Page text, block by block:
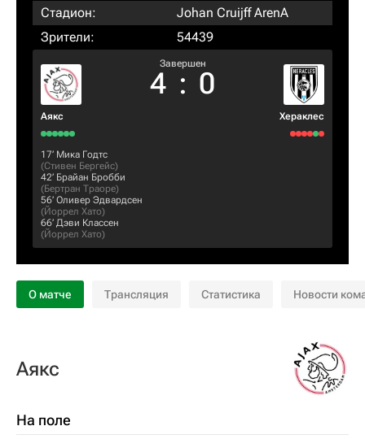
Стадион:
Johan Cruijff ArenA
Зрители:
54439
Аякс
Завершен
4 : 0
Хераклес
17‎’‎ Мика Годтс
(Стивен Бергейс)
42‎’‎ Брайан Бробби
(Бертран Траоре)
56‎’‎ Оливер Эдвардсен
(Йоррел Хато)
66‎’‎ Дэви Классен
(Йоррел Хато)
О матче Трансляция Статистика Новости
Аякс
На поле